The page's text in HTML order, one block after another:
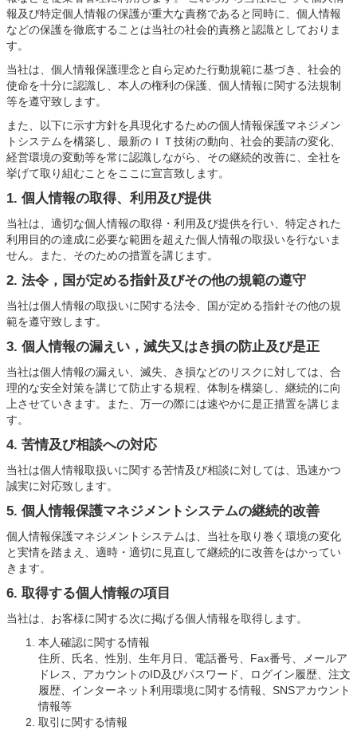
報及び特定個人情報の保護が重大な責務であると同時に、個人情報
などの保護を徹底することは当社の社会的責務と認識としておりま
す。
当社は、個人情報保護理念と自ら定めた行動規範に基づき、社会的
使命を十分に認識し、本人の権利の保護、個人情報に関する法規制
等を遵守致します。
また、以下に示す方針を具現化するための個人情報保護マネジメン
トシステムを構築し、最新のＩＴ技術の動向、社会的要請の変化、
経営環境の変動等を常に認識しながら、その継続的改善に、全社を
挙げて取り組むことをここに宣言致します。
1. 個人情報の取得、利用及び提供
当社は、適切な個人情報の取得・利用及び提供を行い、特定された
利用目的の達成に必要な範囲を超えた個人情報の取扱いを行ないま
せん。また、そのための措置を講じます。
2. 法令，国が定める指針及びその他の規範の遵守
当社は個人情報の取扱いに関する法令、国が定める指針その他の規
範を遵守致します。
3. 個人情報の漏えい，滅失又はき損の防止及び是正
当社は個人情報の漏えい、滅失、き損などのリスクに対しては、合
理的な安全対策を講じて防止する規程、体制を構築し、継続的に向
上させていきます。また、万一の際には速やかに是正措置を講じま
す。
4. 苦情及び相談への対応
当社は個人情報取扱いに関する苦情及び相談に対しては、迅速かつ
誠実に対応致します。
5. 個人情報保護マネジメントシステムの継続的改善
個人情報保護マネジメントシステムは、当社を取り巻く環境の変化
と実情を踏まえ、適時・適切に見直して継続的に改善をはかってい
きます。
6. 取得する個人情報の項目
当社は、お客様に関する次に掲げる個人情報を取得します。
本人確認に関する情報
住所、氏名、性別、生年月日、電話番号、Fax番号、メールア
ドレス、アカウントのID及びパスワード、ログイン履歴、注文
履歴、インターネット利用環境に関する情報、SNSアカウント
情報等
取引に関する情報